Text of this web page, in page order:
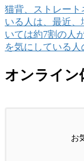
猫背、ストレート
いる人は、最近
いては約7割の人
を気にしている
オンライン
お